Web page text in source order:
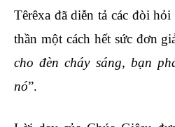
Têrêxa đã diễn tả các đòi
thần một cách hết sức đơn
cho đèn cháy sáng, bạn
nó”.